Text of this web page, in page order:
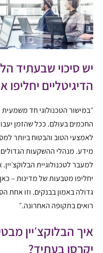
יש סיכוי שבעתיד
הדיגיטליים
״במישור הטכנולוגי חד
החכמים בעולם. ככל שהזמן
לאמצעי הטוב והבטוח ביותר
מידע. מנהלי ההשקעות
למעבר לטכנולוגיית
יחליפו מטבעות של מדינות –
גדולה באמון בבנקים. וזו אחת
רואים בתקופה האחרונה.״
איך הבלוקצ׳יין
יקרסו בעתיד?